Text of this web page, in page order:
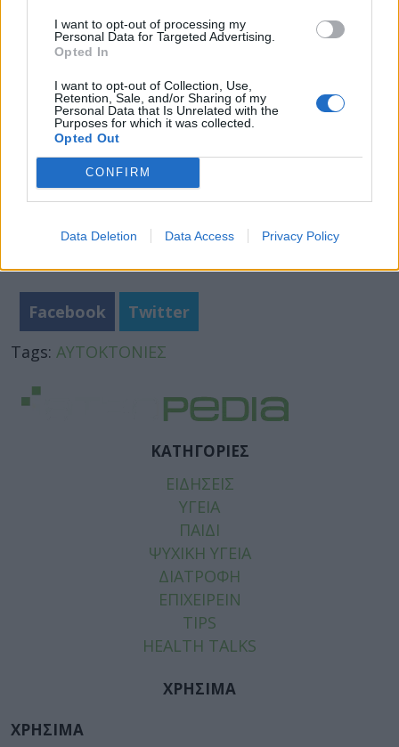
I want to opt-out of processing my
Personal Data for Targeted Advertising.
Opted In
I want to opt-out of Collection, Use,
Retention, Sale, and/or Sharing of my
Personal Data that Is Unrelated with the
Purposes for which it was collected.
Opted Out
CONFIRM
Data Deletion Data Access Privacy Policy
Φωτογραφία iStock
Facebook
Twitter
Tags: ΑΥΤΟΚΤΟΝΙΕΣ
ΚΑΤΗΓΟΡΙΕΣ
ΕΙΔΗΣΕΙΣ
ΥΓΕΙΑ
ΠΑΙΔΙ
ΨΥΧΙΚΗ ΥΓΕΙΑ
ΔΙΑΤΡΟΦΗ
ΕΠΙΧΕΙΡΕΙΝ
TIPS
HEALTH TALKS
ΧΡΗΣΙΜΑ
ΧΡΗΣΙΜΑ